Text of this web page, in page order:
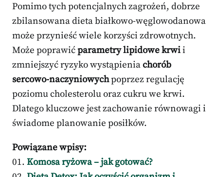
Pomimo tych potencjalnych zagrożeń, dobrze
zbilansowana dieta białkowo-węglowodanowa
może przynieść wiele korzyści zdrowotnych.
Może poprawićparametry lipidowe krwii
zmniejszyć ryzyko wystąpieniachorób
sercowo-naczyniowychpoprzez regulację
poziomu cholesterolu oraz cukru we krwi.
Dlatego kluczowe jest zachowanie równowagi i
świadome planowanie posiłków.
Powiązane wpisy:
Komosa ryżowa – jak gotować?